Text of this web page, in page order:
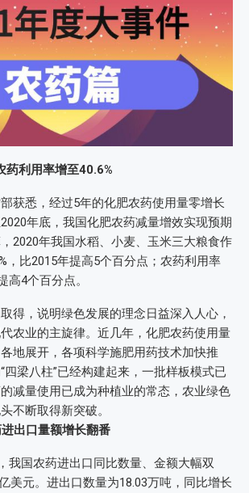
药利用率增至40.6%
获悉，经过5年的化肥农药使用量零增长
年底，我国化肥农药减量增效实现预期
2020年我国水稻、小麦、玉米三大粮食作
，比2015年提高5个百分点；农药利用率
高4个百分点。
得，说明绿色发展的理念日益深入人心，
农业的主旋律。近几年，化肥农药使用量
地展开，各项科学施肥用药技术加快推
四梁八柱”已经构建起来，一批样板模式已
减量使用已成为种植业的常态，农业绿色
不断取得新突破。
出口量额增长翻番
我国农药进出口同比数量、金额大幅双
美元。进出口数量为18.03万吨，同比增长